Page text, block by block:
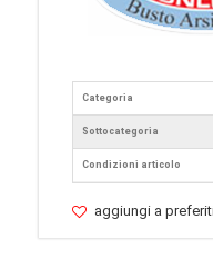
Categoria
Sottocategoria
Condizioni articolo
aggiungi a